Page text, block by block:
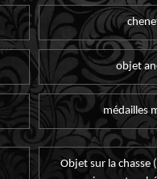
objet
médailles
Objet sur la chasse